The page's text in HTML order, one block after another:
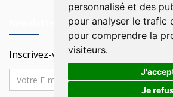
personnalisé et des
pour analyser le trafic
pour comprendre la
visiteurs.
Je
Inscrivez-vous à notre Newsletter